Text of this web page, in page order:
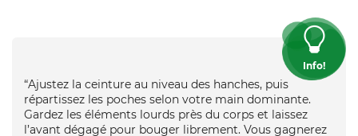
Info!
“Ajustez la ceinture au niveau des hanches, puis
répartissez les poches selon votre main dominante.
Gardez les éléments lourds près du corps et laissez
l’avant dégagé pour bouger librement. Vous gagnerez